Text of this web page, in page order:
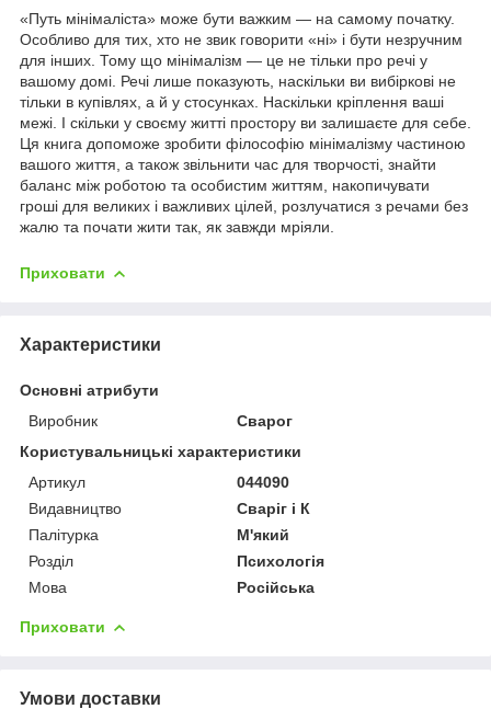
«Путь мінімаліста» може бути важким — на самому початку.
Особливо для тих, хто не звик говорити «ні» і бути незручним
для інших. Тому що мінімалізм — це не тільки про речі у
вашому домі. Речі лише показують, наскільки ви вибіркові не
тільки в купівлях, а й у стосунках. Наскільки кріплення ваші
межі. І скільки у своєму житті простору ви залишаєте для себе.
Ця книга допоможе зробити філософію мінімалізму частиною
вашого життя, а також звільнити час для творчості, знайти
баланс між роботою та особистим життям, накопичувати
гроші для великих і важливих цілей, розлучатися з речами без
жалю та почати жити так, як завжди мріяли.
Приховати
Характеристики
Основні атрибути
Виробник
Сварог
Користувальницькі характеристики
Артикул
044090
Видавництво
Сваріг і К
Палітурка
М'який
Розділ
Психологія
Мова
Російська
Приховати
Умови доставки